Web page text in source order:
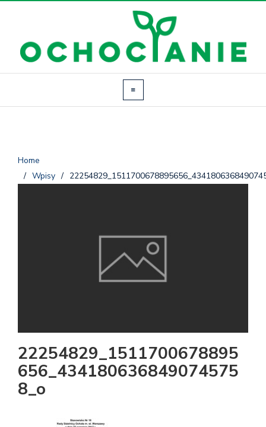
Home
/ Wpisy /
22254829_1511700678895
656_434180636849074575
8_o